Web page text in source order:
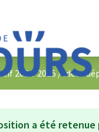
2024-2025 /Idées
a été retenue